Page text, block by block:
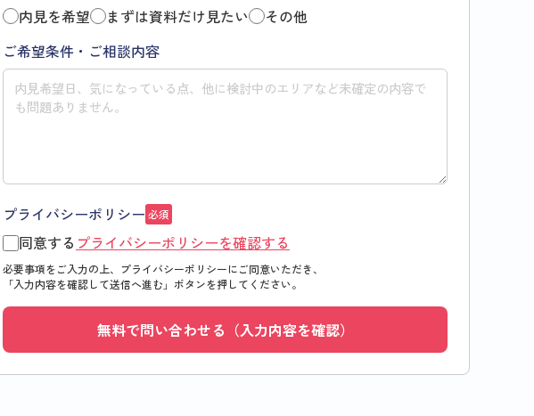
内見を希望 まずは資料だけ見たい
その他
ご希望条件・ご相談内容
プライバシーポリシー 必須
同意する プライバシーポリシーを確認する
必要事項をご入力の上、プライバシーポリシーにご同意いただき、
「入力内容を確認して送信へ進む」 ボタンを押してください。
無料で問い合わせる（入力内容を確認）